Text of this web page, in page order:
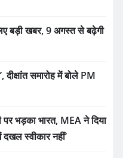
बड़ी खबर, 9 अगस्त से बढ़ेगी
समारोह में बोले PM
पर भड़का भारत, MEA ने दिया
स्वीकार नहीं’